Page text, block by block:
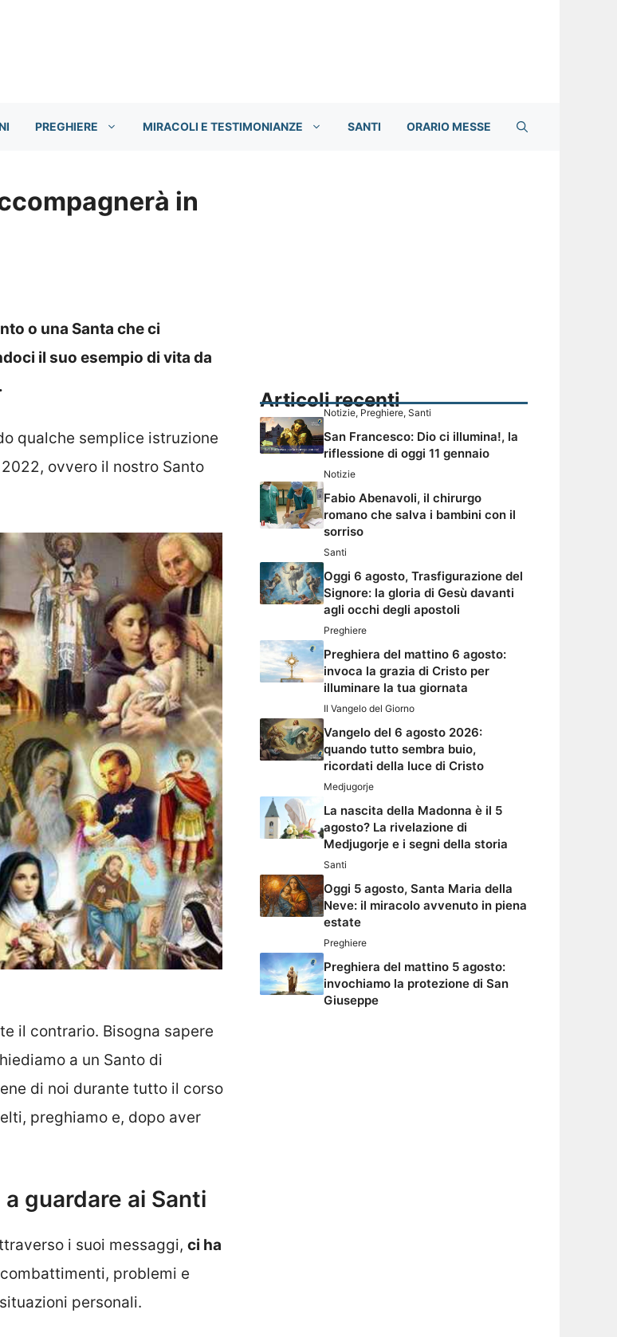
PREGHIERE MIRACOLI E TESTIMONIANZE SANTI ORARIO MESSE
in
o una Santa che ci
il suo esempio di vita da
qualche semplice istruzione
ovvero il nostro Santo
il contrario. Bisogna sapere
a un Santo di
di noi durante tutto il corso
preghiamo e, dopo aver
guardare ai Santi
i suoi messaggi, ci ha
problemi e
personali.
Articoli recenti
Notizie, Preghiere, Santi
San Francesco: Dio ci illumina!, la
riflessione di oggi 11 gennaio
Notizie
Fabio Abenavoli, il chirurgo
romano che salva i bambini con il
sorriso
Santi
Oggi 6 agosto, Trasfigurazione del
Signore: la gloria di Gesù davanti
agli occhi degli apostoli
Preghiere
Preghiera del mattino 6 agosto:
invoca la grazia di Cristo per
illuminare la tua giornata
Il Vangelo del Giorno
Vangelo del 6 agosto 2026:
quando tutto sembra buio,
ricordati della luce di Cristo
Medjugorje
La nascita della Madonna è il 5
agosto? La rivelazione di
Medjugorje e i segni della storia
Santi
Oggi 5 agosto, Santa Maria della
Neve: il miracolo avvenuto in piena
estate
Preghiere
Preghiera del mattino 5 agosto:
invochiamo la protezione di San
Giuseppe